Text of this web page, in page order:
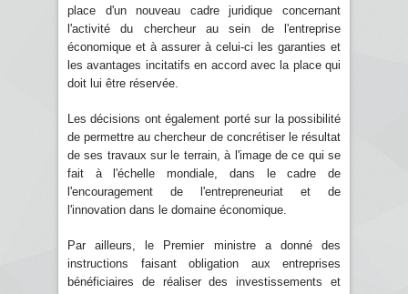
place d'un nouveau cadre juridique concernant
l'activité du chercheur au sein de l'entreprise
économique et à assurer à celui-ci les garanties et
les avantages incitatifs en accord avec la place qui
doit lui être réservée.
Les décisions ont également porté sur la possibilité
de permettre au chercheur de concrétiser le résultat
de ses travaux sur le terrain, à l'image de ce qui se
fait à l'échelle mondiale, dans le cadre de
l'encouragement de l'entrepreneuriat et de
l'innovation dans le domaine économique.
Par ailleurs, le Premier ministre a donné des
instructions faisant obligation aux entreprises
bénéficiaires de réaliser des investissements et